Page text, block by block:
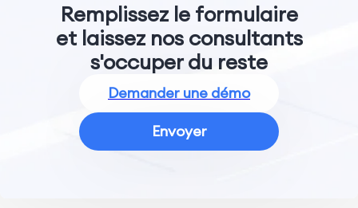
Remplissez le formulaire
et laissez nos consultants
s'occuper du reste
Demander une démo
Envoyer